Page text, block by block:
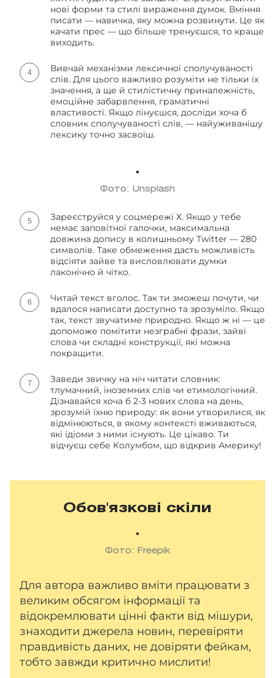
нові форми та стилі вираження думок. Вміння
писати — навичка, яку можна розвинути. Це як
качати прес — що більше тренуєшся, то краще
виходить.
Вивчай механізми лексичної сполучуваності
слів. Для цього важливо розуміти не тільки їх
значення, а ще й стилістичну приналежність,
емоційне забарвлення, граматичні
властивості. Якщо лінуєшся, досліди хоча б
словник сполучуваності слів, — найуживанішу
лексику точно засвоїш.
Фото: Unsplash
Зареєструйся у соцмережі Х. Якщо у тебе
немає заповітної галочки, максимальна
довжина допису в колишньому Twitter — 280
символів. Таке обмеження дасть можливість
відсіяти зайве та висловлювати думки
лаконічно й чітко.
Читай текст вголос. Так ти зможеш почути, чи
вдалося написати доступно та зрозуміло. Якщо
так, текст звучатиме природно. Якщо ж ні — це
допоможе помітити незграбні фрази, зайві
слова чи складні конструкції, які можна
покращити.
Заведи звичку на ніч читати словник:
тлумачний, іноземних слів чи етимологічний.
Дізнавайся хоча б 2-3 нових слова на день,
зрозумій їхню природу: як вони утворилися, як
відмінюються, в якому контексті вживаються,
які ідіоми з ними існують. Це цікаво. Ти
відчуєш себе Колумбом, що відкрив Америку!
Обов'язкові скіли
Фото: Freepik
Для автора важливо вміти працювати з
великим обсягом інформації та
відокремлювати цінні факти від мішури,
знаходити джерела новин, перевіряти
правдивість даних, не довіряти фейкам,
тобто завжди критично мислити!